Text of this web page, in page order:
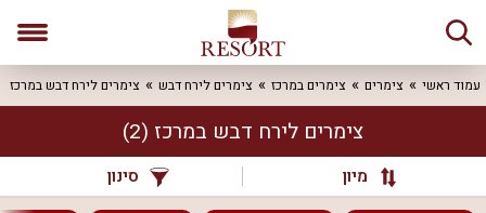
עמוד ראשי צימרים צימרים במרכז צימרים לירח דבש צימרים לירח דבש במרכז
צימרים לירח דבש במרכז (2)
מיון סינון